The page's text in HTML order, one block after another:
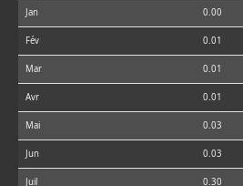
Jan 0.00
Fév 0.01
Mar 0.01
Avr 0.01
Mai 0.03
Jun 0.03
Juil 0.30